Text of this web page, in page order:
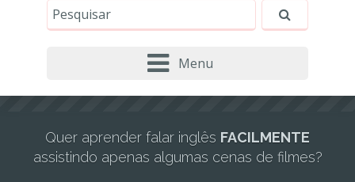
Menu
Quer aprender falar inglês FACILMENTE
assistindo apenas algumas cenas de filmes?